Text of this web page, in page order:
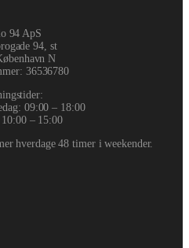
94 ApS
94, st
N
: 36536780
09:00 – 18:00
– 15:00
hverdage 48 timer i weekender.